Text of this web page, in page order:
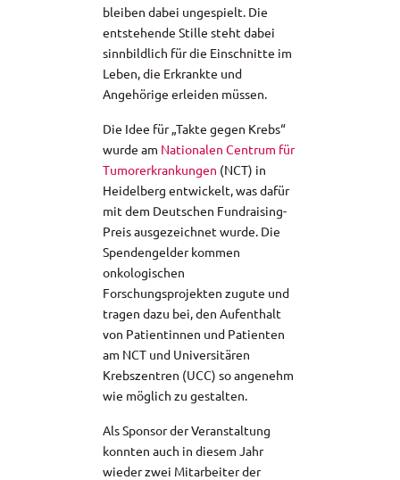
bleiben dabei ungespielt. Die
entstehende Stille steht dabei
sinnbildlich für die Einschnitte im
Leben, die Erkrankte und
Angehörige erleiden müssen.
Die Idee für „Takte gegen Krebs“
wurde am Nationalen Centrum für
Tumorerkrankungen (NCT) in
Heidelberg entwickelt, was dafür
mit dem Deutschen Fundraising-
Preis ausgezeichnet wurde. Die
Spendengelder kommen
onkologischen
Forschungsprojekten zugute und
tragen dazu bei, den Aufenthalt
von Patientinnen und Patienten
am NCT und Universitären
Krebszentren (UCC) so angenehm
wie möglich zu gestalten.
Als Sponsor der Veranstaltung
konnten auch in diesem Jahr
wieder zwei Mitarbeiter der